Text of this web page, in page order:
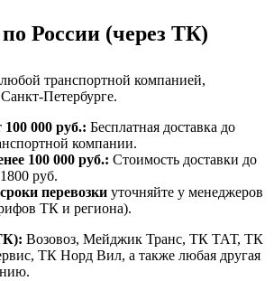
России (через ТК)
транспортной компанией,
Петербурге.
100 000 руб.: Бесплатная доставка до
компании.
100 000 руб.: Стоимость доставки до
руб.
перевозки уточняйте у менеджеров
ТК и региона).
Возовоз, Мейджик Транс, ТК ТАТ, ТК
ТК Норд Вил, а также любая другая